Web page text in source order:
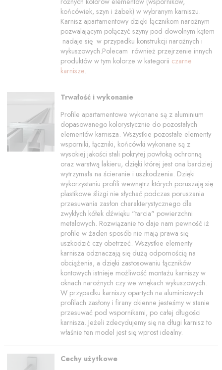
końcówiek, szyn i żabek) w wybranym karniszu.
Karnisz apartamentowy dzięki łącznikom narożnym
pozwalającym połączyć szyny pod dowolnym kątem
nadaje się w przypadku konstrukcji narożnych i
wykuszowych.Polecam również przejrzenie innych
produktów w tym kolorze w kategorii czarne
karnisze.
Trwałość i wykonanie
Profile apartamentowe wykonane są z aluminium
dopasowanego kolorystycznie do pozostałych
elementów karnisza. Wszystkie pozostałe elementy
wsporniki, łączniki, końcówki wykonane są z
wysokiej jakości stali pokrytej powłoką ochronną
oraz warstwą lakieru, dzięki której jest ona bardziej
wytrzymała na ścieranie i uszkodzenia. Dzięki
wykorzystaniu profili wewnątrz których poruszają się
plastikowe ślizgi nie słychać podczas poruszania
przesuwania zasłon charakterystycznego dla
zwykłych kółek dźwięku "tarcia" powierzchni
metalowych. Rozwiązanie to daje nam pewność iż
profile w żaden sposób nie mają prawa się
uszkodzić czy obetrzeć. Wszystkie elementy
karnisza odznaczają się dużą odpornością na
obciążenia, a dzięki zastosowaniu łączników
kontowych istnieje możliwość montażu karniszy w
oknach narożnych czy we wnękach wykuszowych.
W przypadku karniszy opartych na aluminiowych
profilach zasłony i firany okienne jesteśmy w stanie
przesuwać pod wspornikami, po całej długości
karnisza. Jeżeli zdecydujemy się na długi karnisz to
właśnie ten model jest się wprost idealny.
Cechy użytkowe